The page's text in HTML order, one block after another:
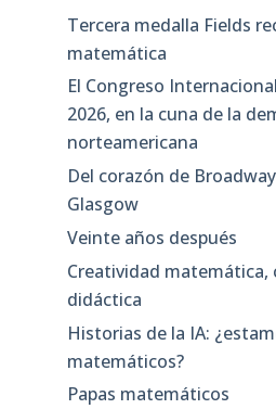
Tercera medalla Fields
matemática
El Congreso
2026, en la cuna de la
norteamericana
Del corazón de
Glasgow
Veinte años después
Creatividad matemática,
didáctica
Historias de la IA:
matemáticos?
Papas matemáticos